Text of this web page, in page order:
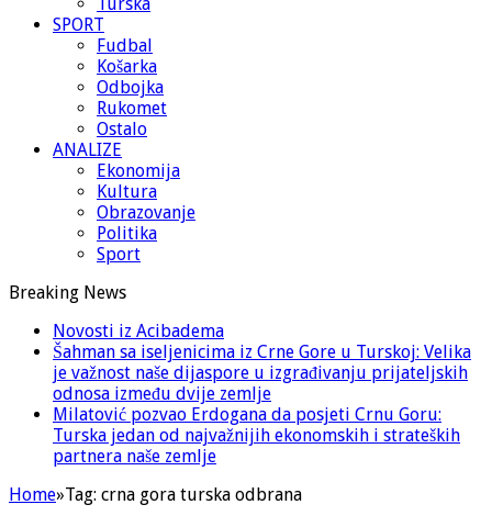
SPORT
Fudbal
Košarka
Odbojka
Rukomet
Ostalo
ANALIZE
Ekonomija
Kultura
Obrazovanje
Politika
Sport
Breaking News
Novosti iz Acibadema
Šahman sa iseljenicima iz Crne Gore u Turskoj: Velika
je važnost naše dijaspore u izgrađivanju prijateljskih
odnosa između dvije zemlje
Milatović pozvao Erdogana da posjeti Crnu Goru:
Turska jedan od najvažnijih ekonomskih i strateških
partnera naše zemlje
Home»Tag: crna gora turska odbrana